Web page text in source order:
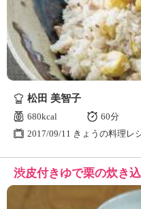
松田 美智子
680kcal
60分
2017/09/11 きょうの料理レ
渋皮付きゆで栗の炊き